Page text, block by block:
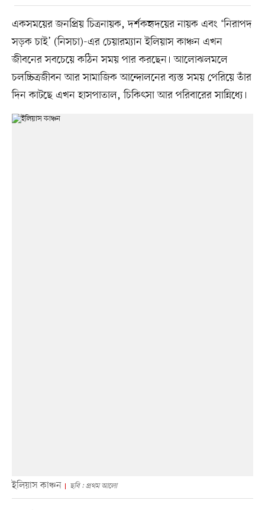
একসময়ের জনপ্রিয় চিত্রনায়ক, দর্শকহৃদয়ের নায়ক এবং ‘নিরাপদ
সড়ক চাই’ (নিসচা)-এর চেয়ারম্যান ইলিয়াস কাঞ্চন এখন
জীবনের সবচেয়ে কঠিন সময় পার করছেন। আলোঝলমলে
চলচ্চিত্রজীবন আর সামাজিক আন্দোলনের ব্যস্ত সময় পেরিয়ে তাঁর
দিন কাটছে এখন হাসপাতাল, চিকিৎসা আর পরিবারের সান্নিধ্যে।
ইলিয়াস কাঞ্চন ছবি : প্রথম আলো